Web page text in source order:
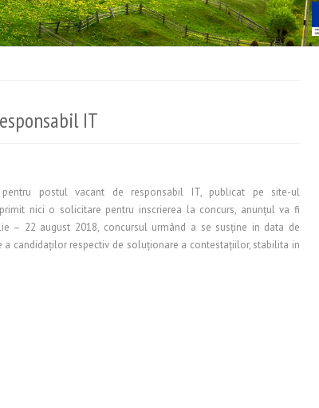
IT
postul vacant de responsabil IT, publicat pe site-ul
nici o solicitare pentru inscrierea la concurs, anunţul va fi
– 22 august 2018, concursul urmând a se susţine in data de
candidaţilor respectiv de soluţionare a contestaţiilor, stabilita in